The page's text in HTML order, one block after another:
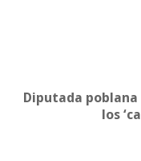
Diputada
los